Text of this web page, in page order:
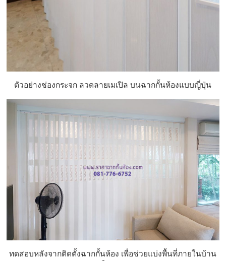
ตัวอย่างช่องกระจก ลวดลายเมเปิล บนฉากกั้นห้องแบบญี่ปุ่น
ทดสอบหลังจากติดตั้งฉากกั้นห้อง เพื่อช่วยแบ่งพื้นที่ภายในบ้าน